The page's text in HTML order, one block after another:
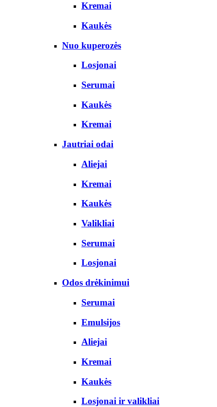
Kremai
Kaukės
Nuo kuperozės
Losjonai
Serumai
Kaukės
Kremai
Jautriai odai
Aliejai
Kremai
Kaukės
Valikliai
Serumai
Losjonai
Odos drėkinimui
Serumai
Emulsijos
Aliejai
Kremai
Kaukės
Losjonai ir valikliai